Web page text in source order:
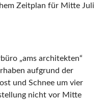
Zeitplan für Mitte Juli
„ams architekten“
aufgrund der
und Schnee um vier
nicht vor Mitte